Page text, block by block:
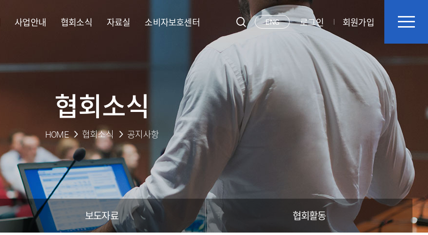
사업안내 협회소식 자료실 소비자보호센터 ENG 로그인 회원가입
협회소식
HOME 협회소식 공지사항
보도자료 협회활동